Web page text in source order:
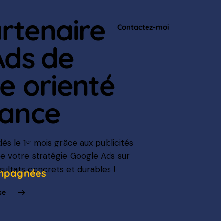
Contactez-moi
de
orienté
le 1ᵉʳ mois grâce aux publicités
votre stratégie Google Ads sur
concrets et durables !